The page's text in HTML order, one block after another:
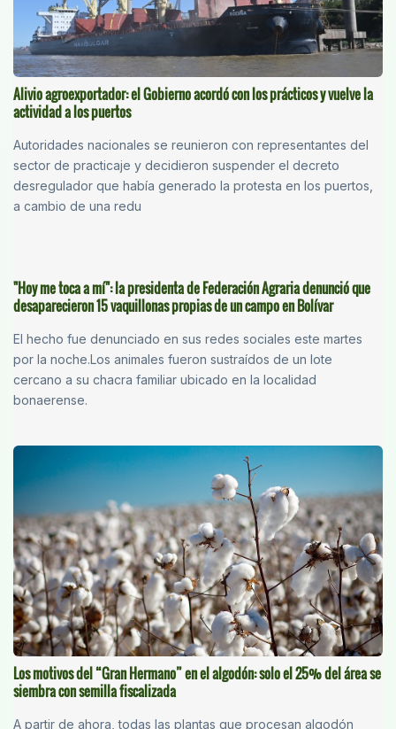
Alivio agroexportador: el Gobierno acordó con los prácticos y vuelve la
actividad a los puertos
Autoridades nacionales se reunieron con representantes del
sector de practicaje y decidieron suspender el decreto
desregulador que había generado la protesta en los puertos,
a cambio de una redu
"Hoy me toca a mí": la presidenta de Federación Agraria denunció que
desaparecieron 15 vaquillonas propias de un campo en Bolívar
El hecho fue denunciado en sus redes sociales este martes
por la noche.Los animales fueron sustraídos de un lote
cercano a su chacra familiar ubicado en la localidad
bonaerense.
Los motivos del “Gran Hermano” en el algodón: solo el 25% del área se
siembra con semilla fiscalizada
A partir de ahora, todas las plantas que procesan algodón